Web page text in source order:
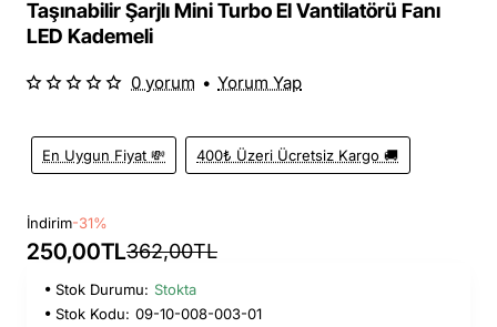
Taşınabilir Şarjlı Mini Turbo El Vantilatörü Fanı
LED Kademeli
En Uygun Fiyat 💸 400₺ Üzeri Ücretsiz Kargo 🚚
0 yorum • Yorum Yap
İndirim-31%
250,00TL362,00TL
Stok Durumu: Stokta
Stok Kodu: 09-10-008-003-01